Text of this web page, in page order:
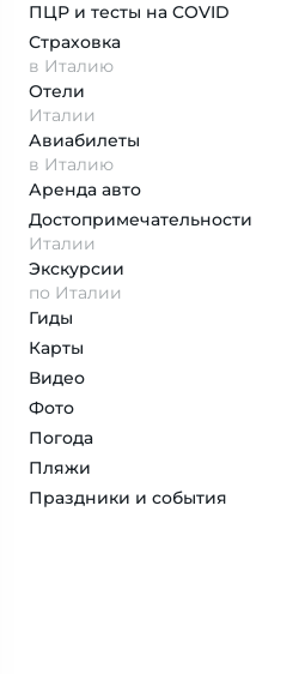
ПЦР и тесты на COVID
Страховка
в Италию
Отели
Италии
Авиабилеты
в Италию
Аренда авто
Достопримеча­тельности
Италии
Экскурсии
по Италии
Гиды
Карты
Видео
Фото
Погода
Пляжи
Праздники и события